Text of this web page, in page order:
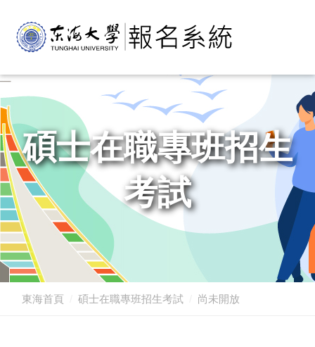
碩士在職專班招生
考試
東海首頁 碩士在職專班招生考試 尚未開放